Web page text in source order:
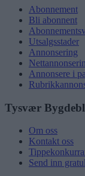
Abonnement
Bli abonnent
Utsalgsstader
Annonsering
Annonsere i
Tysvær
Om oss
Kontakt oss
Send inn